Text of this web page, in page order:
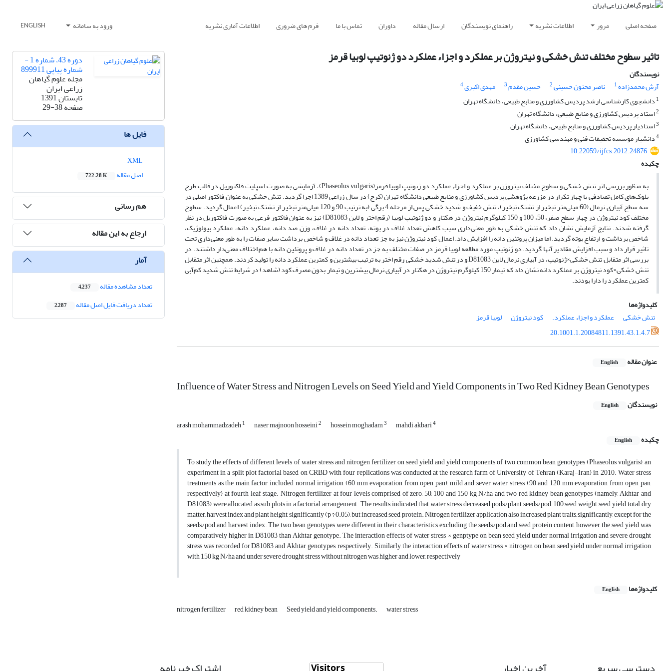
صفحه اصلی مرور اطلاعات نشریه راهنمای نویسندگان ارسال مقاله داوران تماس با ما فرم های ضروری اطلاعات آماری نشریه ورود به سامانه ENGLISH
تاثیر سطوح مختلف تنش خشکی و نیتروژن بر عملکرد و اجزاء عملکرد دو ژنوتیپ لوبیا قرمز
نویسندگان
آرش محمدزاده1 ناصر محنون حسینی2 حسین مقدم3 مهدی اکبری4
1 دانشجوی کارشناسی ارشد پردیس کشاورزی و منابع طبیعی، دانشگاه تهران
2استاد پردیس کشاورزی و منابع طبیعی، دانشگاه تهران
3استادیار پردیس کشاورزی و منابع طبیعی، دانشگاه تهران
4دانشیار موسسه تحقیقات فنی و مهندسی کشاورزی
10.22059/ijfcs.2012.24876
چکیده
به منظور بررسی اثر تنش خشکی و سطوح مختلف نیتروژن بر عملکرد و اجزاء عملکرد دو ژنوتیپ لوبیا قرمز(Phaseolus vulgaris)، آزمایشی به صورت اسپلیت فاکتوریل در قالب طرح
بلوک‌های کامل تصادفی با چهار تکرار در مزرعه پژوهشی پردیس کشاورزی و منابع طبیعی دانشگاه تهران (کرج) در سال زراعی 1389 اجرا گردید. تنش خشکی به عنوان فاکتور اصلی در
سه سطح آبیاری نرمال (60 میلی‌متر تبخیر از تشتک تبخیر)، تنش خفیف و شدید خشکی پس از مرحله 4 برگی (به ترتیب 90 و 120 میلی‌متر تبخیر از تشتک تبخیر) اعمال گردید. سطوح
مختلف کود نیتروژن در چهار سطح صفر، 50، 100 و 150 کیلوگرم نیتروژن در هکتار و دو ژنوتیپ لوبیا (رقم اختر و لاین D81083) نیز به عنوان فاکتور فرعی به صورت فاکتوریل در نظر
گرفته شدند. نتایج آزمایش نشان داد که تنش خشکی به طور معنی‌داری سبب کاهش تعداد غلاف در بوته، تعداد دانه در غلاف، وزن صد دانه، عملکرد دانه، عملکرد بیولوژیک،
شاخص برداشت و ارتفاع بوته گردید. اما میزان پروتئین دانه را افزایش داد. اعمال کود نیتروژن نیز به جز تعداد دانه در غلاف و شاخص برداشت سایر صفات را به طور معنی‌داری تحت
تاثیر قرار داد و سبب افزایش مقادیر آنها گردید. دو ژنوتیپ مورد مطالعه لوبیا قرمز در صفات مختلف به جز در تعداد دانه در غلاف و پروتئین دانه با هم اختلاف معنی‌دار داشتند. در
بررسی اثر متقابل تنش خشکی×ژنوتیپ، در آبیاری نرمال لاین D81083 و در تنش شدید خشکی رقم اختر به ترتیب بیشترین و کمترین عملکرد دانه را تولید کردند. همچنین اثر متقابل
تنش خشکی×کود نیتروژن بر عملکرد دانه نشان داد که تیمار 150 کیلوگرم نیتروژن در هکتار در آبیاری نرمال بیشترین و تیمار بدون مصرف کود (شاهد) در شرایط تنش شدید کم‌آبی
کمترین عملکرد را دارا بودند.
کلیدواژه‌ها
تنش خشکی
عملکرد و اجزاء عملکرد. کود نیتروژن
لوبیا قرمز
20.1001.1.20084811.1391.43.1.4.7
عنوان مقاله English
Influence of Water Stress and Nitrogen Levels on Seed Yield and Yield Components in Two Red Kidney Bean Genotypes
نویسندگان English
arash mohammadzadeh1 naser majnoon hosseini2 hossein moghadam3 mahdi akbari4
چکیده English
To study the effects of different levels of water stress and nitrogen fertilizer on seed yield and yield components of two common bean genotypes (Phaseolus vulgaris), an
experiment in a split plot factorial based on CRBD with four replications was conducted at the research farm of University of Tehran (Karaj-Iran) in 2010. Water stress
treatments as the main factor included normal irrigation (60 mm evaporation from open pan), mild and sever water stress (90 and 120 mm evaporation from open pan,
respectively) at fourth leaf stage. Nitrogen fertilizer at four levels comprised of zero, 50, 100 and 150 kg N/ha and two red kidney bean genotypes (namely, Akhtar and
D81083) were allocated as sub plots in a factorial arrangement. The results indicated that water stress decreased pods/plant, seeds/pod, 100 seed weight, seed yield, total dry
matter, harvest index and plant height, significantly (p ? 0.05), but increased seed protein. Nitrogen fertilizer application also increased plant traits, significantly, except for the
seeds/pod and harvest index. The two bean genotypes were different in their characteristics excluding the seeds/pod and seed protein content, however, the seed yield was
comparatively higher in D81083 than Akhtar genotype. The interaction effects of water stress × genptype on bean seed yield under normal irrigation and severe drought
stress was recorded for D81083 and Akhtar genotypes, respectively. Similarly, the interaction effects of water stress × nitrogen on bean seed yield under normal irrigation
with 150 kg N/ha and under severe drought stress without nitrogen was higher and lower, respectively
کلیدواژه‌ها English
nitrogen fertilizer red kidney bean Seed yield and yield components. water stress
دوره 43، شماره 1 -
شماره پیاپی 899911
مجله علوم گیاهان
زراعی ایران
تابستان 1391
صفحه29-38
فایل ها
اصل مقاله
722.28 K
هم رسانی
ارجاع به این مقاله
آمار
تعداد مشاهده مقاله 4,237
تعداد دریافت فایل اصل مقاله 2,287